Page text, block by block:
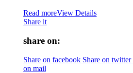
Read moreView Details
Share it
share on:
Share on facebook Share on twitter
on mail